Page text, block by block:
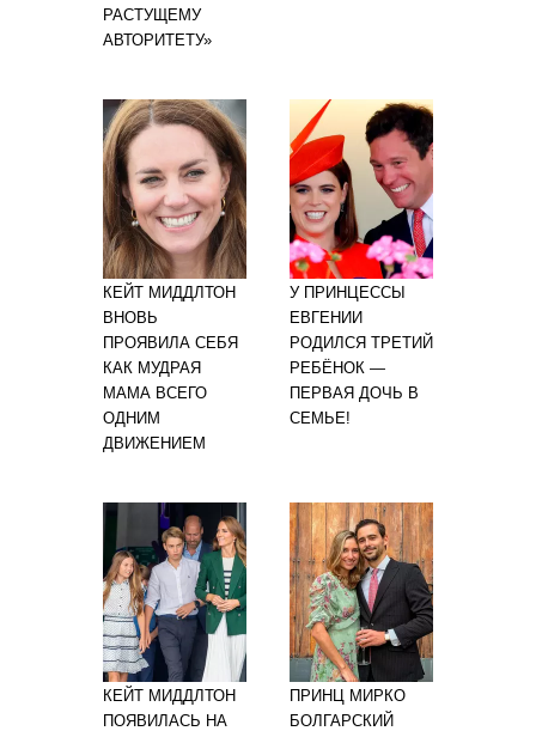
РАСТУЩЕМУ
АВТОРИТЕТУ»
КЕЙТ МИДДЛТОН
ВНОВЬ
ПРОЯВИЛА СЕБЯ
КАК МУДРАЯ
МАМА ВСЕГО
ОДНИМ
ДВИЖЕНИЕМ
У ПРИНЦЕССЫ
ЕВГЕНИИ
РОДИЛСЯ ТРЕТИЙ
РЕБЁНОК —
ПЕРВАЯ ДОЧЬ В
СЕМЬЕ!
КЕЙТ МИДДЛТОН
ПОЯВИЛАСЬ НА
ПРИНЦ МИРКО
БОЛГАРСКИЙ